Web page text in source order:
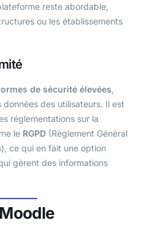
reste abordable,
ou les établissements
de sécurité élevées
des utilisateurs. Il est
réglementations sur la
le RGPD (Règlement Général
ce qui en fait une option
gèrent des informations